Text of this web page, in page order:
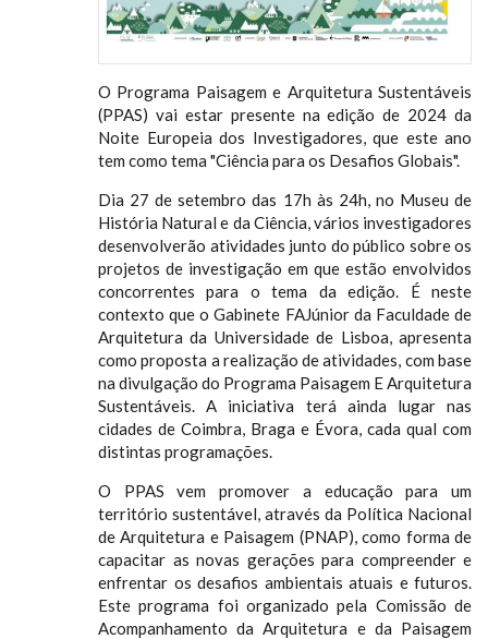
O Programa Paisagem e Arquitetura Sustentáveis
(PPAS) vai estar presente na edição de 2024 da
Noite Europeia dos Investigadores, que este ano
tem como tema "Ciência para os Desafios Globais".
Dia 27 de setembro das 17h às 24h, no Museu de
História Natural e da Ciência, vários investigadores
desenvolverão atividades junto do público sobre os
projetos de investigação em que estão envolvidos
concorrentes para o tema da edição. É neste
contexto que o Gabinete FAJúnior da Faculdade de
Arquitetura da Universidade de Lisboa, apresenta
como proposta a realização de atividades, com base
na divulgação do Programa Paisagem E Arquitetura
Sustentáveis. A iniciativa terá ainda lugar nas
cidades de Coimbra, Braga e Évora, cada qual com
distintas programações.
O PPAS vem promover a educação para um
território sustentável, através da Política Nacional
de Arquitetura e Paisagem (PNAP), como forma de
capacitar as novas gerações para compreender e
enfrentar os desafios ambientais atuais e futuros.
Este programa foi organizado pela Comissão de
Acompanhamento da Arquitetura e da Paisagem